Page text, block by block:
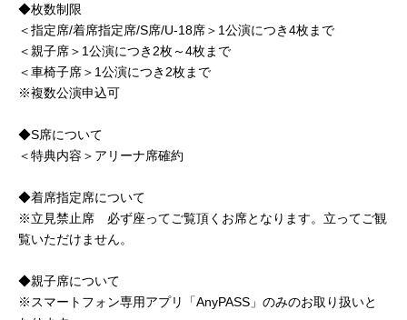
◆枚数制限
＜指定席/着席指定席/S席/U-18席＞1公演につき4枚まで
＜親子席＞1公演につき2枚～4枚まで
＜車椅子席＞1公演につき2枚まで
※複数公演申込可
◆S席について
＜特典内容＞アリーナ席確約
◆着席指定席について
※立見禁止席 必ず座ってご覧頂くお席となります。立ってご観
覧いただけません。
◆親子席について
※スマートフォン専用アプリ「AnyPASS」のみのお取り扱いと